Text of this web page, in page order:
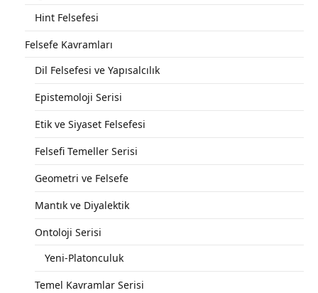
Hint Felsefesi
Felsefe Kavramları
Dil Felsefesi ve Yapısalcılık
Epistemoloji Serisi
Etik ve Siyaset Felsefesi
Felsefi Temeller Serisi
Geometri ve Felsefe
Mantık ve Diyalektik
Ontoloji Serisi
Yeni-Platonculuk
Temel Kavramlar Serisi